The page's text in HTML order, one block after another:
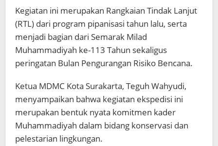
Kegiatan ini merupakan Rangkaian Tindak Lanjut
(RTL) dari program pipanisasi tahun lalu, serta
menjadi bagian dari Semarak Milad
Muhammadiyah ke-113 Tahun sekaligus
peringatan Bulan Pengurangan Risiko Bencana.
Ketua MDMC Kota Surakarta, Teguh Wahyudi,
menyampaikan bahwa kegiatan ekspedisi ini
merupakan bentuk nyata komitmen kader
Muhammadiyah dalam bidang konservasi dan
pelestarian lingkungan.